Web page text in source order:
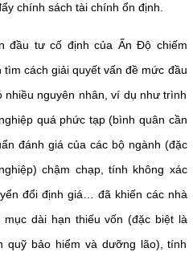
chính sách tài chính ổn định.
đầu tư cố định của Ấn Độ chiếm
tìm cách giải quyết vấn đề mức đầu
nguyên nhân, ví dụ như trình
quá phức tạp (bình quân cần
đánh giá của các bộ ngành (đặc
chậm chạp, tính không xác
đổi định giá… đã khiến các nhà
dài hạn thiếu vốn (đặc biệt là
quỹ bảo hiểm và dưỡng lão), tính